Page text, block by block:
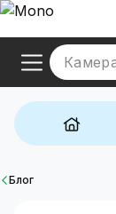
Блог